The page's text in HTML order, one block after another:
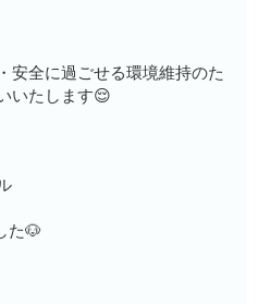
安全に過ごせる環境維持のた
いたします😌
た🐶